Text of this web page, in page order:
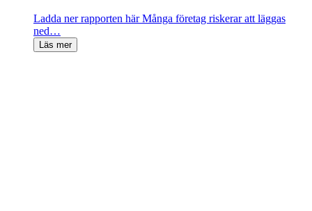
Ladda ner rapporten här Många företag riskerar att läggas
ned…
Läs mer